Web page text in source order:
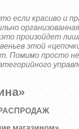
если красиво и
произойдет
этой
Помимо просто